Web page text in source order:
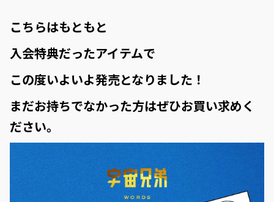
こちらはもともと
入会特典だったアイテムで
この度いよいよ発売となりました！
まだお持ちでなかった方はぜひお買い求めく
ださい。